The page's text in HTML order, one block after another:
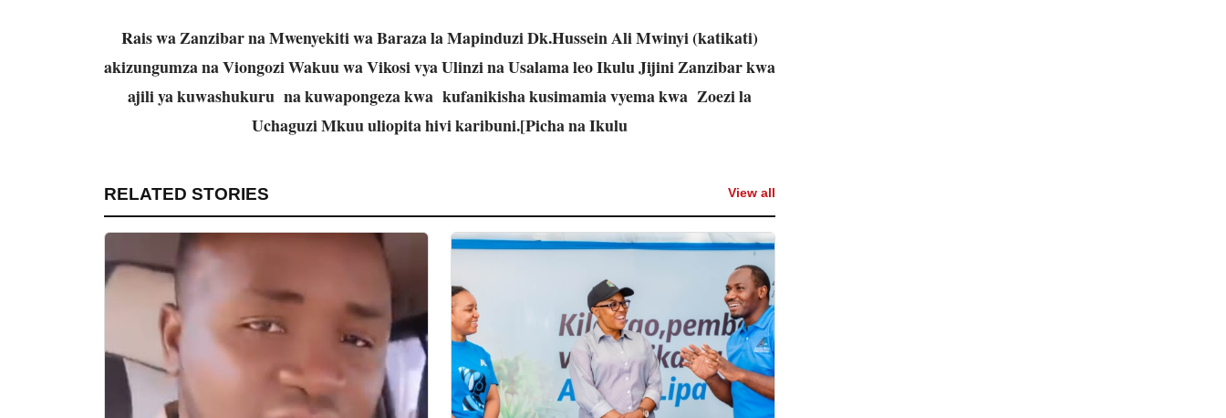
Rais wa Zanzibar na Mwenyekiti wa Baraza la Mapinduzi Dk.Hussein Ali Mwinyi (katikati)
akizungumza na Viongozi Wakuu wa Vikosi vya Ulinzi na Usalama leo Ikulu Jijini Zanzibar kwa
ajili ya kuwashukuru na kuwapongeza kwa kufanikisha kusimamia vyema kwa Zoezi la
Uchaguzi Mkuu uliopita hivi karibuni.[Picha na Ikulu
RELATED STORIES View all